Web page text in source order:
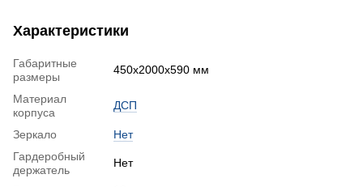
Характеристики
Габаритные
размеры
450x2000x590 мм
Материал
корпуса
ДСП
Зеркало
Нет
Гардеробный
держатель
Нет